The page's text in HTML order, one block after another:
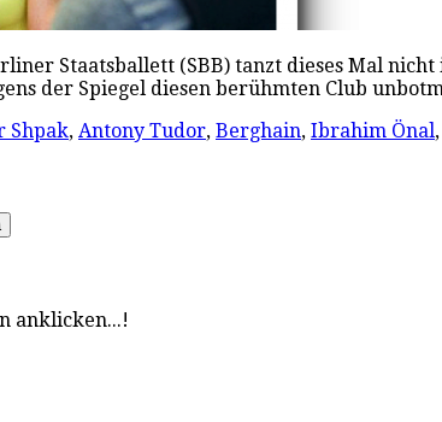
Staatsballett (SBB) tanzt dieses Mal
der Spiegel diesen berühmten Club
Shpak, Antony Tudor, Berghain, Ibrahim Önal,
anklicken...!